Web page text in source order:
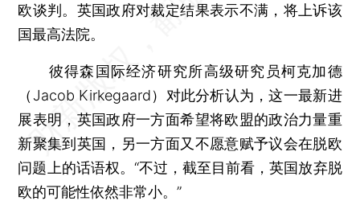
欧谈判。英国政府对裁定结果表示不满，将上诉该
国最高法院。
彼得森国际经济研究所高级研究员柯克加德
（Jacob Kirkegaard）对此分析认为，这一最新进
展表明，英国政府一方面希望将欧盟的政治力量重
新聚集到英国，另一方面又不愿意赋予议会在脱欧
问题上的话语权。“不过，截至目前看，英国放弃脱
欧的可能性依然非常小。”